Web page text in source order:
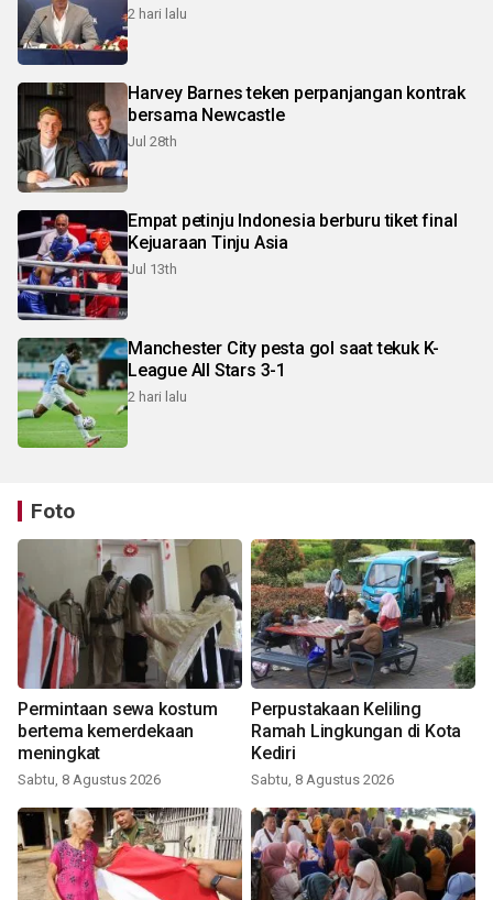
2 hari lalu
Harvey Barnes teken perpanjangan kontrak
bersama Newcastle
Jul 28th
Empat petinju Indonesia berburu tiket final
Kejuaraan Tinju Asia
Jul 13th
Manchester City pesta gol saat tekuk K-
League All Stars 3-1
2 hari lalu
Foto
Permintaan sewa kostum
bertema kemerdekaan
meningkat
Sabtu, 8 Agustus 2026
Perpustakaan Keliling
Ramah Lingkungan di Kota
Kediri
Sabtu, 8 Agustus 2026